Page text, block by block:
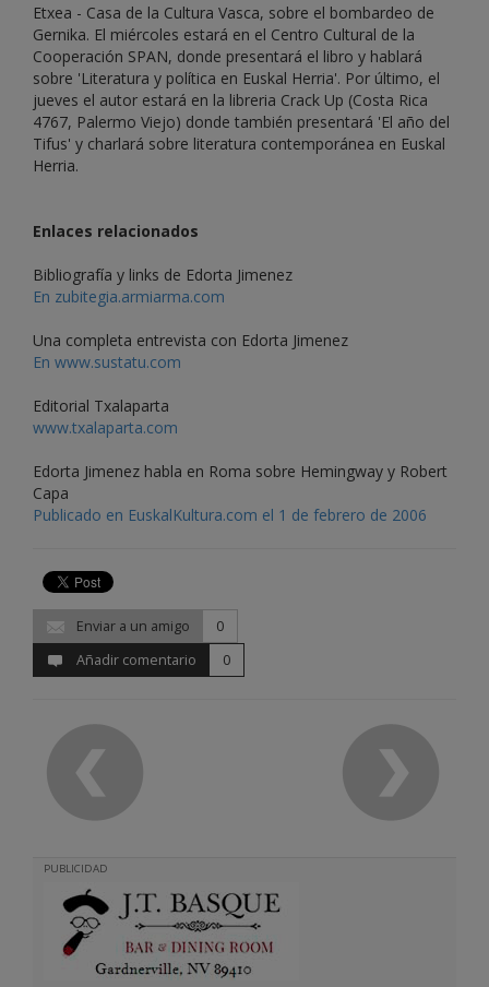
Etxea - Casa de la Cultura Vasca, sobre el bombardeo de
Gernika. El miércoles estará en el Centro Cultural de la
Cooperación SPAN, donde presentará el libro y hablará
sobre 'Literatura y política en Euskal Herria'. Por último, el
jueves el autor estará en la libreria Crack Up (Costa Rica
4767, Palermo Viejo) donde también presentará 'El año del
Tifus' y charlará sobre literatura contemporánea en Euskal
Herria.
Enlaces relacionados
Bibliografía y links de Edorta Jimenez
En zubitegia.armiarma.com
Una completa entrevista con Edorta Jimenez
En www.sustatu.com
Editorial Txalaparta
www.txalaparta.com
Edorta Jimenez habla en Roma sobre Hemingway y Robert
Capa
Publicado en EuskalKultura.com el 1 de febrero de 2006
Enviar a un amigo
0
Añadir comentario
0
PUBLICIDAD